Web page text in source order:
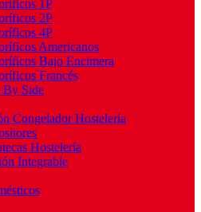
1P
2P
4P
Americanos
Bajo Encimera
Francés
By Side
Congelador Hostelería
Hostelería
Integrable